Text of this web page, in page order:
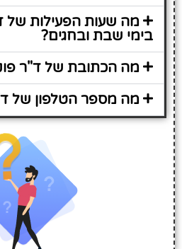
מה שעות הפעילות של
בימי שבת ובחגים?
מה הכתובת של ד"ר
מה מספר הטלפון של